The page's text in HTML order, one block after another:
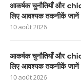
आकर्षक चुनौतियाँ और
लिए आवश्यक तकनीकें
10 août 2026
आकर्षक चुनौतियाँ और
लिए आवश्यक तकनीकें
10 août 2026